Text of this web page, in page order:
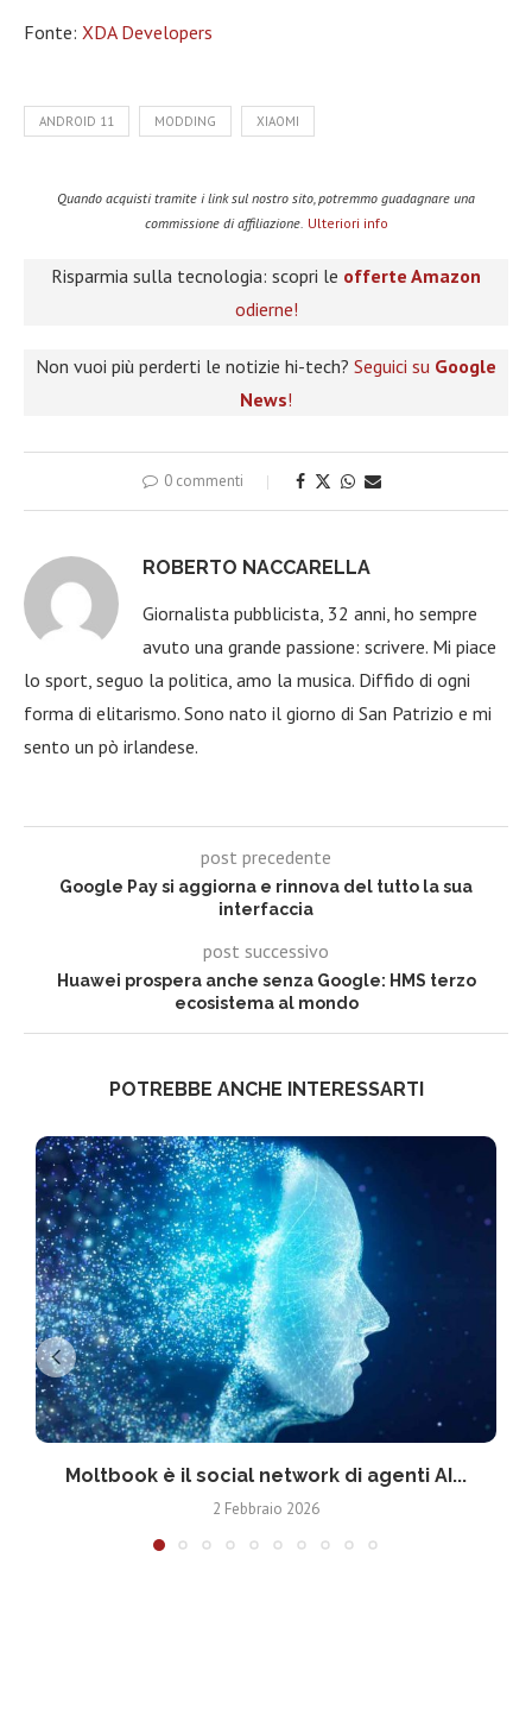
Fonte: XDA Developers
ANDROID 11 MODDING XIAOMI
Quando acquisti tramite i link sul nostro sito, potremmo guadagnare una
commissione di affiliazione. Ulteriori info
Risparmia sulla tecnologia: scopri le offerte Amazon
odierne!
Non vuoi più perderti le notizie hi-tech? Seguici su Google
News!
0 commenti
ROBERTO NACCARELLA
Giornalista pubblicista, 32 anni, ho sempre
avuto una grande passione: scrivere. Mi piace
lo sport, seguo la politica, amo la musica. Diffido di ogni
forma di elitarismo. Sono nato il giorno di San Patrizio e mi
sento un pò irlandese.
post precedente
Google Pay si aggiorna e rinnova del tutto la sua
interfaccia
post successivo
Huawei prospera anche senza Google: HMS terzo
ecosistema al mondo
POTREBBE ANCHE INTERESSARTI
Moltbook è il social network di agenti AI...
2 Febbraio 2026